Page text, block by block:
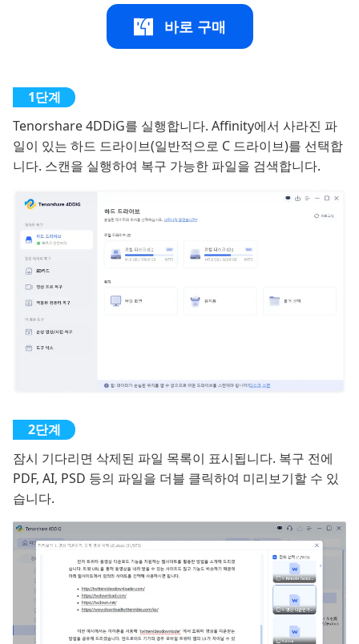
바로 구매
Tenorshare 4DDiG를 실행합니다. Affinity에서 사라진 파
일이 있는 하드 드라이브(일반적으로 C 드라이브)를 선택합
니다. 스캔을 실행하여 복구 가능한 파일을 검색합니다.
잠시 기다리면 삭제된 파일 목록이 표시됩니다. 복구 전에
PDF, AI, PSD 등의 파일을 더블 클릭하여 미리보기할 수 있
습니다.